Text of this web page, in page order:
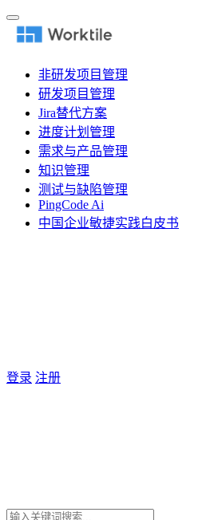
非研发项目管理
研发项目管理
Jira替代方案
进度计划管理
需求与产品管理
知识管理
测试与缺陷管理
PingCode Ai
中国企业敏捷实践白皮书
登录 注册